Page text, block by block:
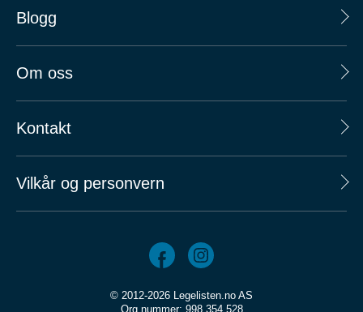
Blogg
Om oss
Kontakt
Vilkår og personvern
© 2012-2026 Legelisten.no AS
Org.nummer: 998 354 528